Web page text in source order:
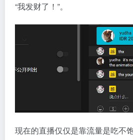
“我发财了！”。
现在的直播仅仅是靠流量是吃不